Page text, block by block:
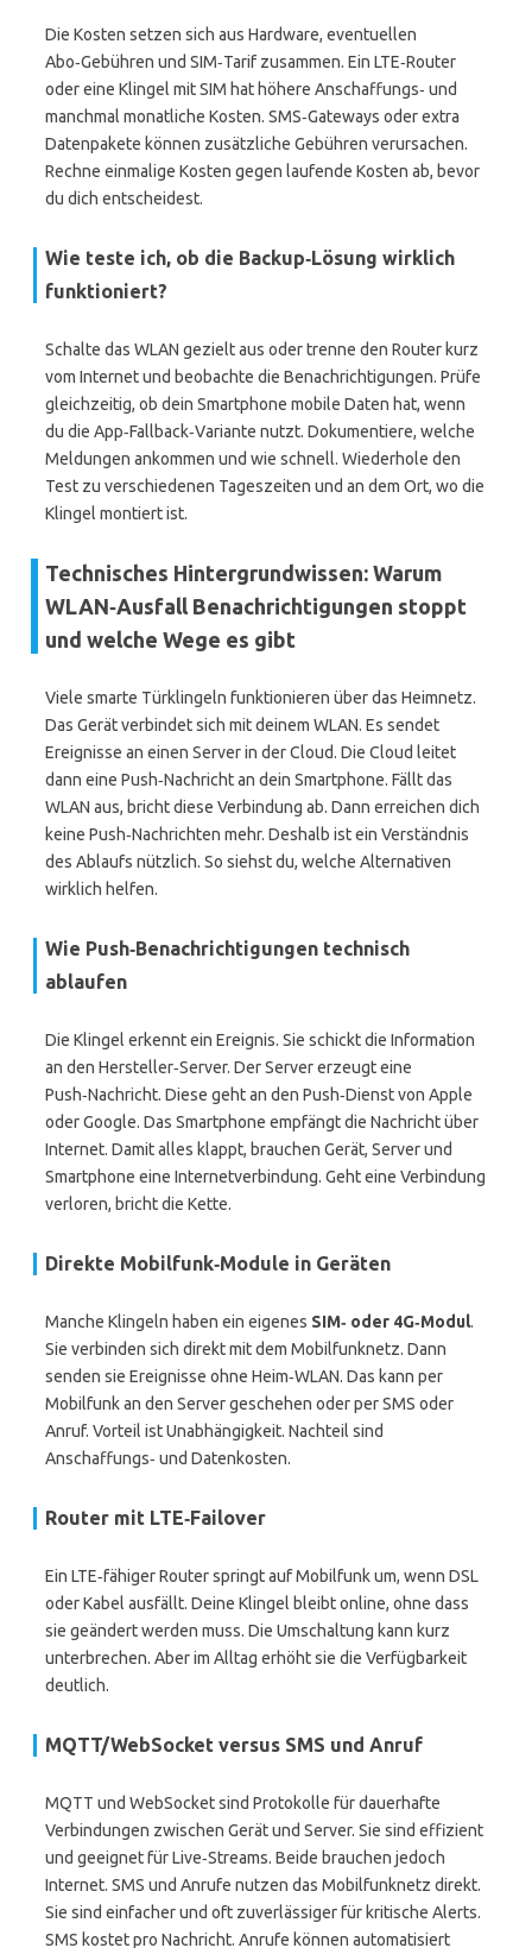
Die Kosten setzen sich aus Hardware, eventuellen
Abo‑Gebühren und SIM‑Tarif zusammen. Ein LTE‑Router
oder eine Klingel mit SIM hat höhere Anschaffungs‑ und
manchmal monatliche Kosten. SMS‑Gateways oder extra
Datenpakete können zusätzliche Gebühren verursachen.
Rechne einmalige Kosten gegen laufende Kosten ab, bevor
du dich entscheidest.
Wie teste ich, ob die Backup‑Lösung wirklich
funktioniert?
Schalte das WLAN gezielt aus oder trenne den Router kurz
vom Internet und beobachte die Benachrichtigungen. Prüfe
gleichzeitig, ob dein Smartphone mobile Daten hat, wenn
du die App‑Fallback‑Variante nutzt. Dokumentiere, welche
Meldungen ankommen und wie schnell. Wiederhole den
Test zu verschiedenen Tageszeiten und an dem Ort, wo die
Klingel montiert ist.
Technisches Hintergrundwissen: Warum
WLAN‑Ausfall Benachrichtigungen stoppt
und welche Wege es gibt
Viele smarte Türklingeln funktionieren über das Heimnetz.
Das Gerät verbindet sich mit deinem WLAN. Es sendet
Ereignisse an einen Server in der Cloud. Die Cloud leitet
dann eine Push‑Nachricht an dein Smartphone. Fällt das
WLAN aus, bricht diese Verbindung ab. Dann erreichen dich
keine Push‑Nachrichten mehr. Deshalb ist ein Verständnis
des Ablaufs nützlich. So siehst du, welche Alternativen
wirklich helfen.
Wie Push‑Benachrichtigungen technisch
ablaufen
Die Klingel erkennt ein Ereignis. Sie schickt die Information
an den Hersteller‑Server. Der Server erzeugt eine
Push‑Nachricht. Diese geht an den Push‑Dienst von Apple
oder Google. Das Smartphone empfängt die Nachricht über
Internet. Damit alles klappt, brauchen Gerät, Server und
Smartphone eine Internetverbindung. Geht eine Verbindung
verloren, bricht die Kette.
Direkte Mobilfunk‑Module in Geräten
Manche Klingeln haben ein eigenes SIM‑ oder 4G‑Modul.
Sie verbinden sich direkt mit dem Mobilfunknetz. Dann
senden sie Ereignisse ohne Heim‑WLAN. Das kann per
Mobilfunk an den Server geschehen oder per SMS oder
Anruf. Vorteil ist Unabhängigkeit. Nachteil sind
Anschaffungs‑ und Datenkosten.
Router mit LTE‑Failover
Ein LTE‑fähiger Router springt auf Mobilfunk um, wenn DSL
oder Kabel ausfällt. Deine Klingel bleibt online, ohne dass
sie geändert werden muss. Die Umschaltung kann kurz
unterbrechen. Aber im Alltag erhöht sie die Verfügbarkeit
deutlich.
MQTT/WebSocket versus SMS und Anruf
MQTT und WebSocket sind Protokolle für dauerhafte
Verbindungen zwischen Gerät und Server. Sie sind effizient
und geeignet für Live‑Streams. Beide brauchen jedoch
Internet. SMS und Anrufe nutzen das Mobilfunknetz direkt.
Sie sind einfacher und oft zuverlässiger für kritische Alerts.
SMS kostet pro Nachricht. Anrufe können automatisiert